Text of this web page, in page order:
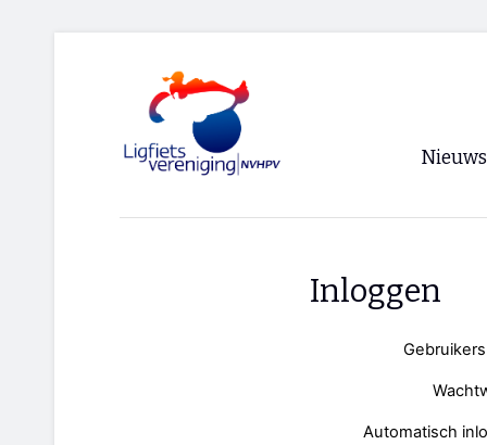
Nieuws
Inloggen
Automatisch